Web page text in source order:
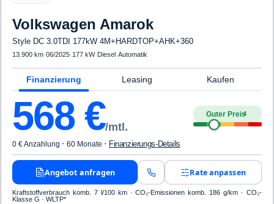
Volkswagen Amarok
Style DC 3.0TDI 177kW 4M+HARDTOP+AHK+360
13.900 km·06/2025· 177 kW· Diesel·Automatik
Finanzierung Leasing Kaufen
568€/mtl.
Guter Preis4
0 € Anzahlung · 60 Monate · Finanzierungs-Details
Angebot anfragen Rate anpassen
Kraftstoffverbrauch komb. 7 l/100 km · CO₂-Emissionen komb. 186 g/km · CO₂-
Klasse G · WLTP*